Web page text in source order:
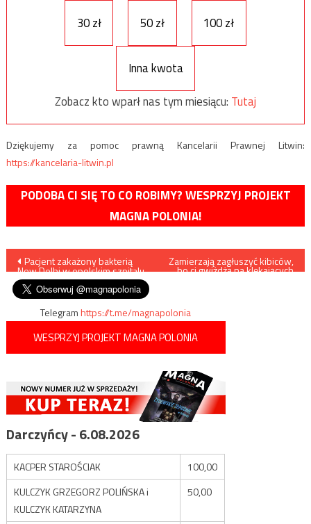
30 zł
50 zł 100 zł
Inna kwota
Zobacz kto wparł nas tym miesiącu: Tutaj
Dziękujemy za pomoc prawną Kancelarii Prawnej Litwin:
https://kancelaria-litwin.pl
PODOBA CI SIĘ TO CO ROBIMY? WESPRZYJ PROJEKT
MAGNA POLONIA!
Nawigacja
wpisu
Pacjent zakażony bakterią
New Delhi w opolskim szpitalu
Zamierzają zagłuszyć kibiców,
bo ci gwiżdżą na klękających
Telegramhttps://t.me/magnapolonia
WESPRZYJ PROJEKT MAGNA POLONIA
Darczyńcy - 6.08.2026
KACPER STAROŚCIAK
100,00
KULCZYK GRZEGORZ POLIŃSKA i
KULCZYK KATARZYNA
50,00